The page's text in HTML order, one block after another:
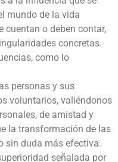
mundo de la vida
cuentan o deben contar,
concretas.
como lo
personas y sus
voluntarios, valiéndonos
de amistad y
la transformación de las
sin duda más efectiva.
señalada por